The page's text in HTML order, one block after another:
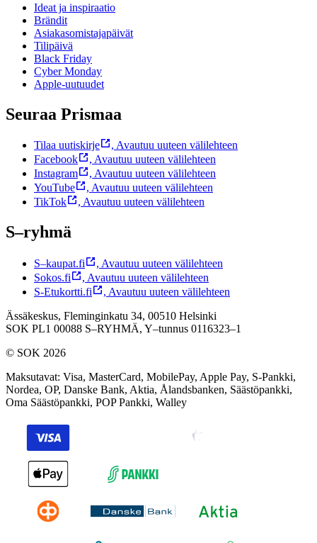
Ideat ja inspiraatio
Brändit
Asiakasomistajapäivät
Tilipäivä
Black Friday
Cyber Monday
Apple-uutuudet
Seuraa Prismaa
Tilaa uutiskirje , Avautuu uuteen välilehteen
Facebook
, Avautuu uuteen välilehteen
Instagram
, Avautuu uuteen välilehteen
YouTube
, Avautuu uuteen välilehteen
TikTok
, Avautuu uuteen välilehteen
S–ryhmä
S–kaupat.fi , Avautuu uuteen välilehteen
Sokos.fi
, Avautuu uuteen välilehteen
S-Etukortti.fi
, Avautuu uuteen välilehteen
Ässäkeskus, Fleminginkatu 34, 00510 Helsinki
SOK PL1 00088 S–RYHMÄ, Y–tunnus 0116323–1
© SOK 2026
Maksutavat: Visa, MasterCard, MobilePay, Apple Pay, S-Pankki,
Nordea, OP, Danske Bank, Aktia, Ålandsbanken, Säästöpankki,
Oma Säästöpankki, POP Pankki, Walley